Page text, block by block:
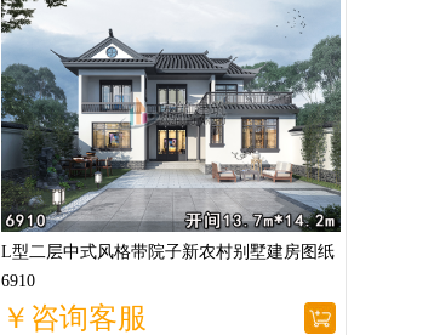
L型二层中式风格带院子新农村别墅建房图纸
6910
￥咨询客服